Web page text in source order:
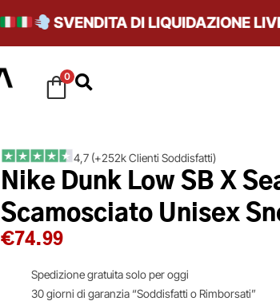
SVENDITA DI LIQUIDAZIONE LIVE!
0
4,7 (+252k Clienti Soddisfatti)
Nike Dunk Low SB X
Scamosciato Unisex
€74.99
Spedizione gratuita solo per oggi
30 giorni di garanzia “Soddisfatti o Rimborsati”